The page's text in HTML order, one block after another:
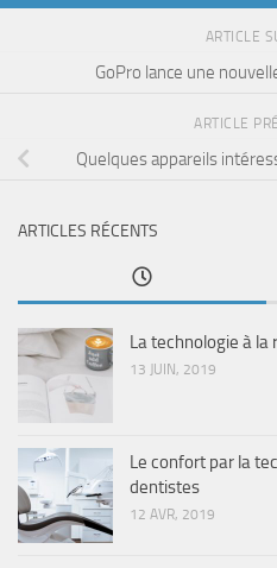
ARTICLE
GoPro lance une
ARTICLE
Quelques appareils
ARTICLES RÉCENTS
La technologie à
13 JUIN, 2019
Le confort par la
dentistes
12 AVR, 2019